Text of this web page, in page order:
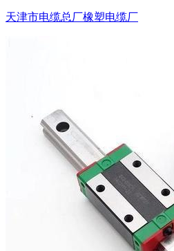
天津市电缆总厂橡塑电缆厂